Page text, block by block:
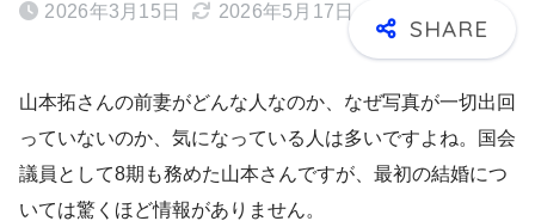
2026年3月15日 2026年5月17日
山本拓さんの前妻がどんな人なのか、なぜ写真が一切出回
っていないのか、気になっている人は多いですよね。国会
議員として8期も務めた山本さんですが、最初の結婚につ
いては驚くほど情報がありません。